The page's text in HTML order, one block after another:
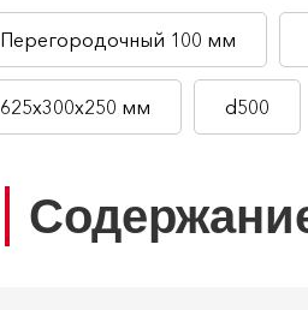
Перегородочный 100 мм
625х300х250 мм d500